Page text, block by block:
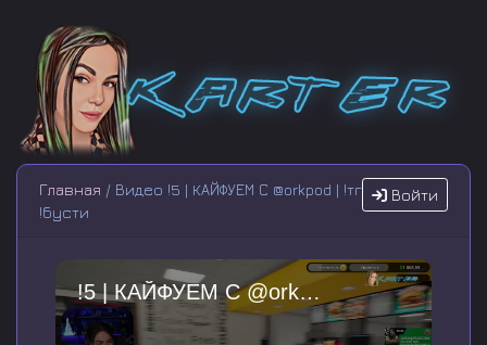
Войти
Главная / Видео !5 | КАЙФУЕМ С @orkpod | !тг
!бусти
!5 | КАЙФУЕМ С @orkpod | !тг !бусти